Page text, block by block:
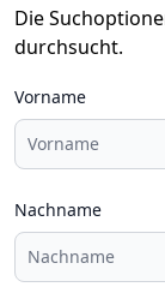
Die
durchsucht.
Vorname
Nachname